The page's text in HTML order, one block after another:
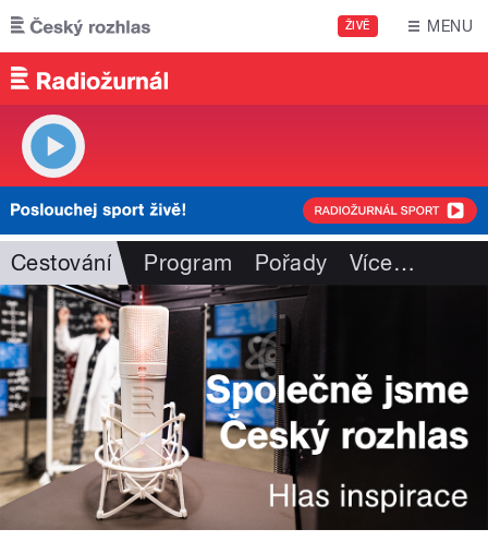
Přejít k hlavnímu obsahu
ŽIVĚ MENU
Cestování Program Pořady Více…